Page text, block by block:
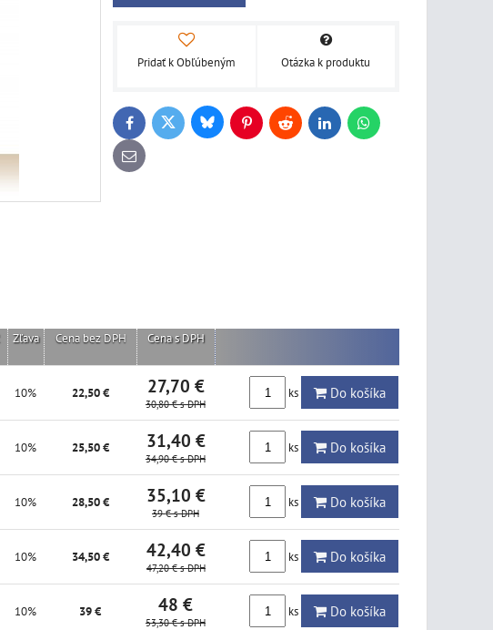
Pridať k Obľúbeným Otázka k produktu
FacebookTwitter BlueskyPinterestReddit LinkedInWhatsApp
E-
mail
Zľava Cena bez DPH Cena s DPH
10% 22,50 € 27,70 €
30,80 € s DPH
ks Do košíka
10% 25,50 € 31,40 €
34,90 € s DPH
ks Do košíka
10% 28,50 € 35,10 €
39 € s DPH
ks Do košíka
10% 34,50 € 42,40 €
47,20 € s DPH
ks Do košíka
10% 39 € 48 €
53,30 € s DPH
ks Do košíka